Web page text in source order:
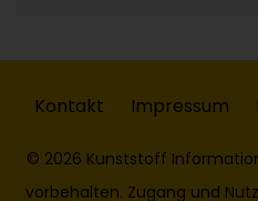
Kontakt Impressum
© 2026 Kunststoff
vorbehalten. Zugang und